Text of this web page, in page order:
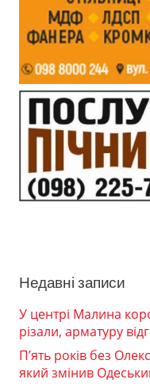
Недавні записи
У центрі Малина
різали, арматуру
П’ять років без
який змінив